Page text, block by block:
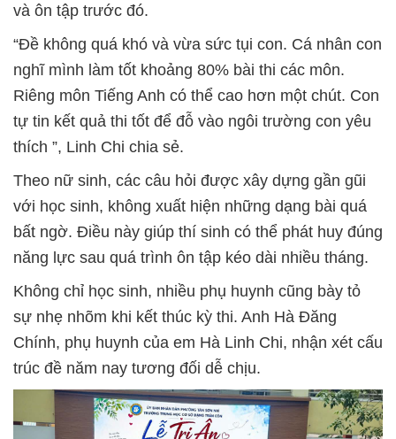
và ôn tập trước đó.
“Đề không quá khó và vừa sức tụi con. Cá nhân con
nghĩ mình làm tốt khoảng 80% bài thi các môn.
Riêng môn Tiếng Anh có thể cao hơn một chút. Con
tự tin kết quả thi tốt để đỗ vào ngôi trường con yêu
thích ”, Linh Chi chia sẻ.
Theo nữ sinh, các câu hỏi được xây dựng gần gũi
với học sinh, không xuất hiện những dạng bài quá
bất ngờ. Điều này giúp thí sinh có thể phát huy đúng
năng lực sau quá trình ôn tập kéo dài nhiều tháng.
Không chỉ học sinh, nhiều phụ huynh cũng bày tỏ
sự nhẹ nhõm khi kết thúc kỳ thi. Anh Hà Đăng
Chính, phụ huynh của em Hà Linh Chi, nhận xét cấu
trúc đề năm nay tương đối dễ chịu.